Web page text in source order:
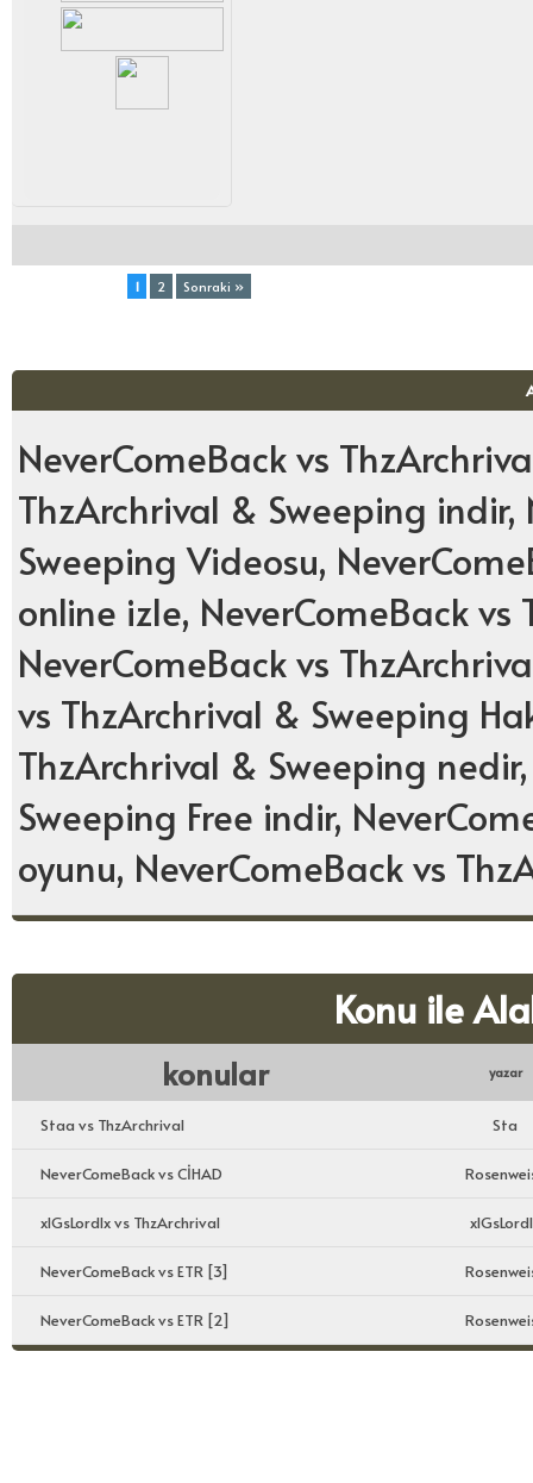
1 2 Sonraki »
NeverComeBack vs
ThzArchrival & Sweeping
Sweeping Videosu,
online izle, NeverComeBack
NeverComeBack vs
vs ThzArchrival & Sweeping
ThzArchrival & Sweeping
Sweeping Free indir,
oyunu, NeverComeBack vs
Konu ile
konular yazar
Staa vs ThzArchrival Sta
NeverComeBack vs CİHAD
xlGsLordlx vs ThzArchrival
NeverComeBack vs ETR [3]
NeverComeBack vs ETR [2]